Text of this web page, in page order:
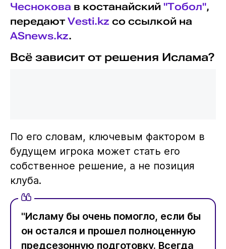
Чеснокова в костанайский "Тобол",
передают Vesti.kz со ссылкой на
ASnews.kz.
Всё зависит от решения Ислама?
По его словам, ключевым фактором в
будущем игрока может стать его
собственное решение, а не позиция
клуба.
"Исламу бы очень помогло, если бы
он остался и прошел полноценную
предсезонную подготовку. Всегда